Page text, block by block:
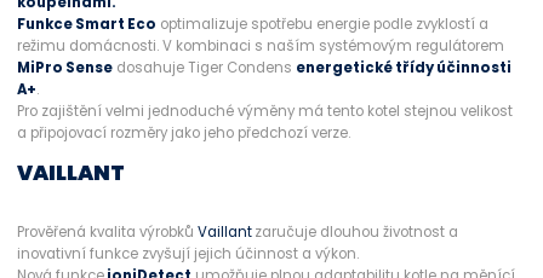
koupelnami.
Funkce Smart Eco optimalizuje spotřebu energie podle zvyklostí a
režimu domácnosti. V kombinaci s naším systémovým regulátorem
MiPro Sense dosahuje Tiger Condens energetické třídy účinnosti
A+.
Pro zajištění velmi jednoduché výměny má tento kotel stejnou velikost
a připojovací rozměry jako jeho předchozí verze.
VAILLANT
Prověřená kvalita výrobkůVaillant zaručuje dlouhou životnost a
inovativní funkce zvyšují jejich účinnost a výkon.